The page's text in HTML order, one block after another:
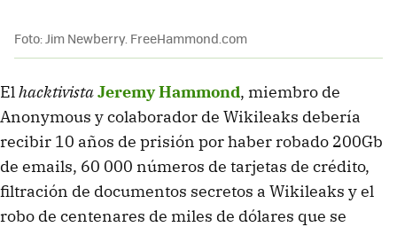
Foto: Jim Newberry. FreeHammond.com
ElhacktivistaJeremy Hammond, miembro de
Anonymous y colaborador de Wikileaks debería
recibir 10 años de prisión por haber robado 200Gb
de emails, 60 000 números de tarjetas de crédito,
filtración de documentos secretos a Wikileaks y el
robo de centenares de miles de dólares que se